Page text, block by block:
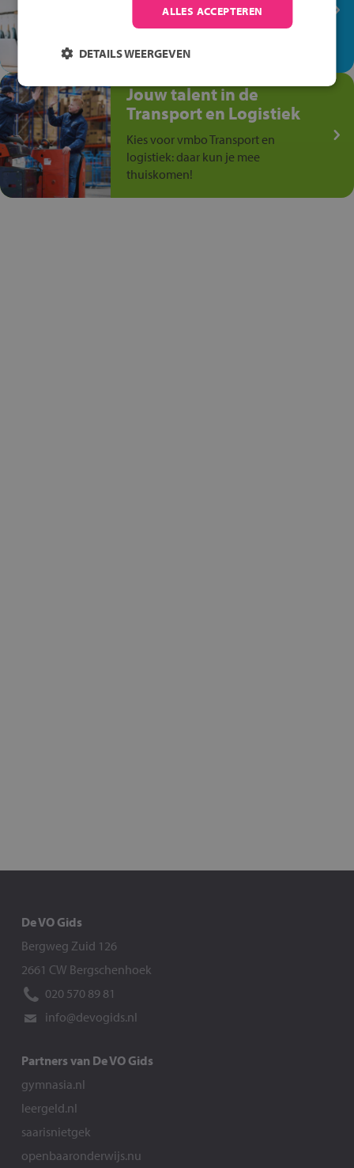
Ontdek via het vmbo jouw talent
op de winkelvloer, waar elke dag
anders is!
Jouw talent in de
Transport en Logistiek
Kies voor vmbo Transport en
logistiek: daar kun je mee
thuiskomen!
De VO Gids
Bergweg Zuid 126
2661 CW Bergschenhoek
020 570 89 81
info@devogids.nl
Partners van De VO Gids
gymnasia.nl
leergeld.nl
saarisnietgek
openbaaronderwijs.nu
ALLES ACCEPTEREN
DETAILS WEERGEVEN